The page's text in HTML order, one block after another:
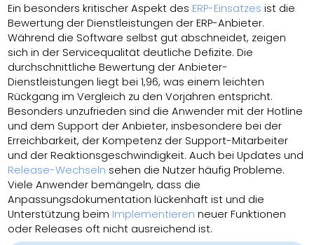
Ein besonders kritischer Aspekt des ERP-Einsatzes ist die
Bewertung der Dienstleistungen der ERP-Anbieter.
Während die Software selbst gut abschneidet, zeigen
sich in der Servicequalität deutliche Defizite. Die
durchschnittliche Bewertung der Anbieter-
Dienstleistungen liegt bei 1,96, was einem leichten
Rückgang im Vergleich zu den Vorjahren entspricht.
Besonders unzufrieden sind die Anwender mit der Hotline
und dem Support der Anbieter, insbesondere bei der
Erreichbarkeit, der Kompetenz der Support-Mitarbeiter
und der Reaktionsgeschwindigkeit. Auch bei Updates und
Release-Wechseln sehen die Nutzer häufig Probleme.
Viele Anwender bemängeln, dass die
Anpassungsdokumentation lückenhaft ist und die
Unterstützung beim Implementieren neuer Funktionen
oder Releases oft nicht ausreichend ist.